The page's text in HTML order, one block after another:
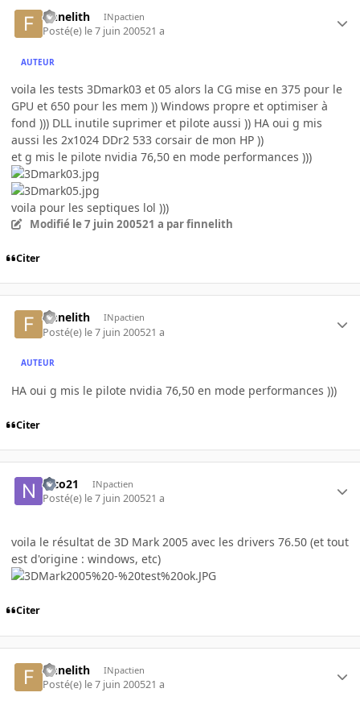
finnelith INpactien
Posté(e) le 7 juin 200521 a
AUTEUR
voila les tests 3Dmark03 et 05 alors la CG mise en 375 pour le
GPU et 650 pour les mem )) Windows propre et optimiser à
fond ))) DLL inutile suprimer et pilote aussi )) HA oui g mis
aussi les 2x1024 DDr2 533 corsair de mon HP ))
et g mis le pilote nvidia 76,50 en mode performances )))
voila pour les septiques lol )))
Modifié le 7 juin 200521 a par finnelith
Citer
finnelith INpactien
Posté(e) le 7 juin 200521 a
AUTEUR
HA oui g mis le pilote nvidia 76,50 en mode performances )))
Citer
nico21 INpactien
Posté(e) le 7 juin 200521 a
voila le résultat de 3D Mark 2005 avec les drivers 76.50 (et tout
est d'origine : windows, etc)
Citer
finnelith INpactien
Posté(e) le 7 juin 200521 a